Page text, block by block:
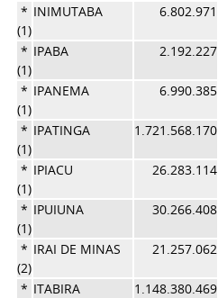
*
(1)
INIMUTABA 6.802.971
*
(1)
IPABA 2.192.227
*
(1)
IPANEMA 6.990.385
*
(1)
IPATINGA 1.721.568.170
*
(1)
IPIACU 26.283.114
*
(1)
IPUIUNA 30.266.408
*
(2)
IRAI DE MINAS 21.257.062
* ITABIRA 1.148.380.469